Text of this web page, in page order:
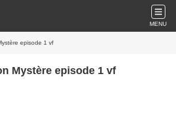
MENU
episode 1 vf
Mystère episode 1 vf